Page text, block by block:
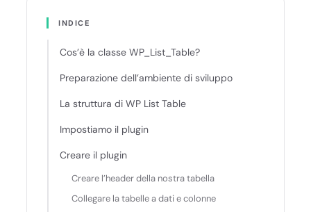
INDICE
Cos’è la classe WP_List_Table?
Preparazione dell’ambiente di sviluppo
La struttura di WP List Table
Impostiamo il plugin
Creare il plugin
Creare l’header della nostra tabella
Collegare la tabelle a dati e colonne